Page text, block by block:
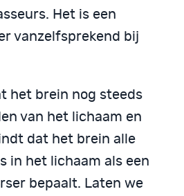
Het is een
vanzelfsprekend bij
het brein nog steeds
van het lichaam en
dat het brein alle
in het lichaam als een
bepaalt. Laten we